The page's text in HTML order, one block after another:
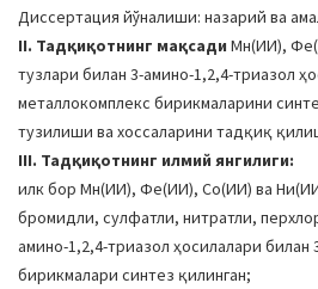
Диссертация йўналиши: назарий ва
II. Тадқиқотнинг мақсади Мн(ИИ),
тузлари билан 3-амино-1,2,4-триазол
металлокомплекс бирикмаларини
тузилиши ва хоссаларини тадқиқ
III. Тадқиқотнинг илмий янгилиги:
илк бор Мн(ИИ), Фе(ИИ), Cо(ИИ) ва
бромидли, сулфатли, нитратли,
амино-1,2,4-триазол ҳосилалари билан
бирикмалари синтез қилинган;